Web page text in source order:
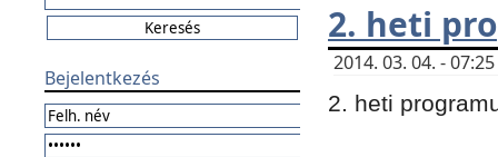
Bejelentkezés
2. heti
2014. 03. 04. -
2. heti